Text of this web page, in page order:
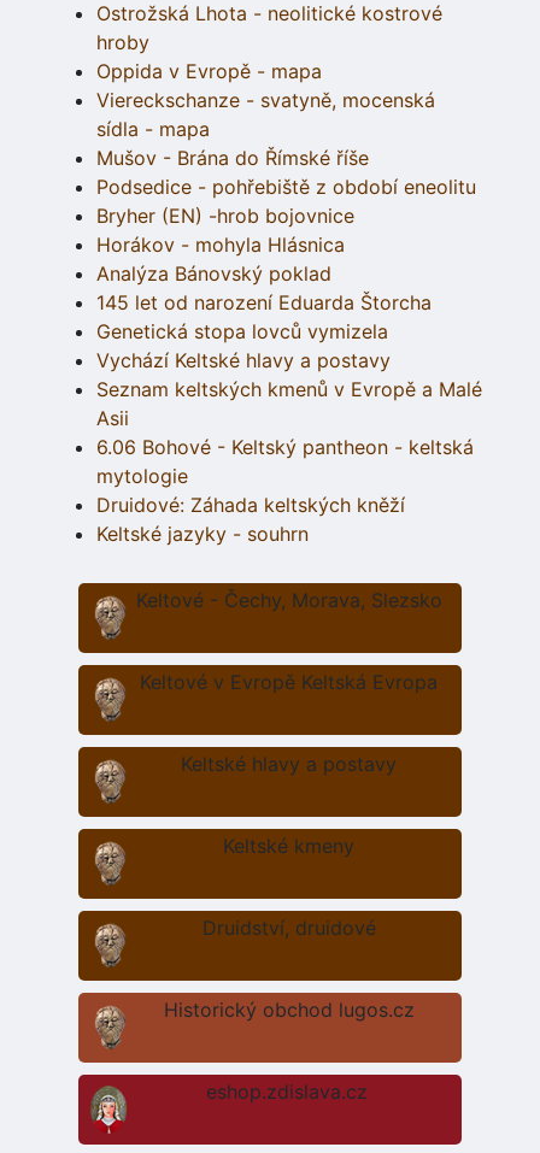
Ostrožská Lhota - neolitické kostrové
hroby
Oppida v Evropě - mapa
Viereckschanze - svatyně, mocenská
sídla - mapa
Mušov - Brána do Římské říše
Podsedice - pohřebiště z období eneolitu
Bryher (EN) -hrob bojovnice
Horákov - mohyla Hlásnica
Analýza Bánovský poklad
145 let od narození Eduarda Štorcha
Genetická stopa lovců vymizela
Vychází Keltské hlavy a postavy
Seznam keltských kmenů v Evropě a Malé
Asii
6.06 Bohové - Keltský pantheon - keltská
mytologie
Druidové: Záhada keltských kněží
Keltské jazyky - souhrn
Keltové - Čechy, Morava, Slezsko
Keltové v Evropě Keltská Evropa
Keltské hlavy a postavy
Keltské kmeny
Druidství, druidové
Historický obchod lugos.cz
eshop.zdislava.cz